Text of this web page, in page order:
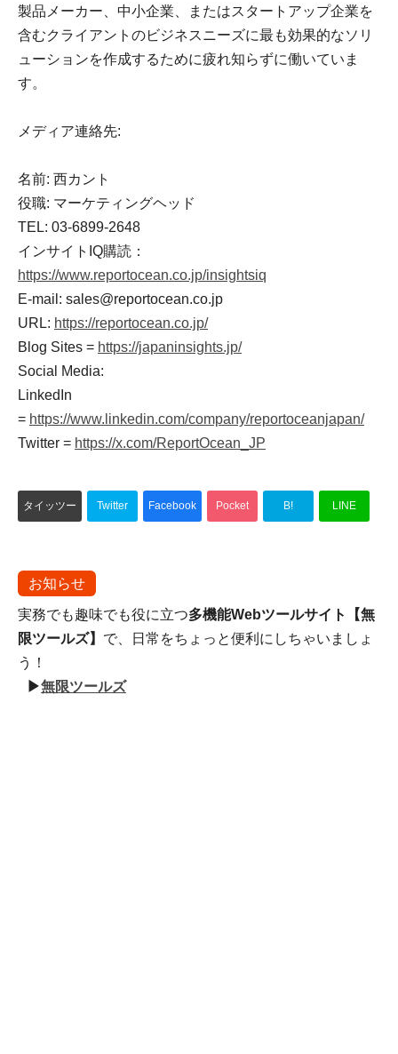
製品メーカー、中小企業、またはスタートアップ企業を
含むクライアントのビジネスニーズに最も効果的なソリ
ューションを作成するために疲れ知らずに働いていま
す。
メディア連絡先:
名前: 西カント
役職: マーケティングヘッド
TEL: 03-6899-2648
インサイトIQ購読：
https://www.reportocean.co.jp/insightsiq
E-mail: sales@reportocean.co.jp
URL: https://reportocean.co.jp/
Blog Sites = https://japaninsights.jp/
Social Media:
LinkedIn
= https://www.linkedin.com/company/reportoceanjapan/
Twitter = https://x.com/ReportOcean_JP
タイッツー Twitter Facebook Pocket B! LINE
お知らせ
実務でも趣味でも役に立つ多機能Webツールサイト【無
限ツールズ】 で、日常をちょっと便利にしちゃいましょ
う！
▶無限ツールズ